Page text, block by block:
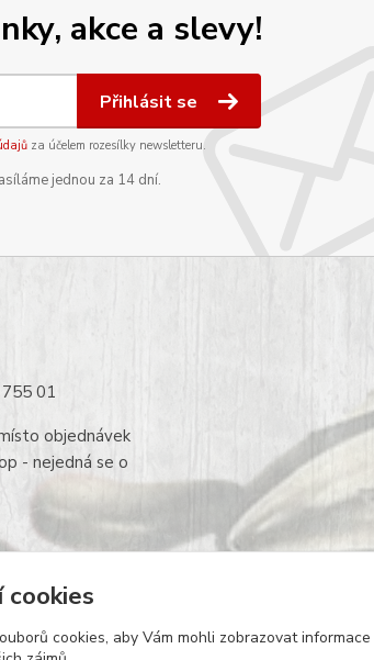
akce a slevy!
Přihlásit se
za účelem rozesílky newsletteru.
jednou za 14 dní.
755 01
objednávek
- nejedná se o
cookies
cookies, aby Vám mohli zobrazovat informace